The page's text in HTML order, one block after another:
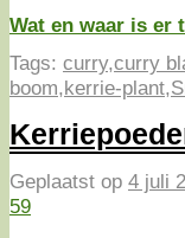
Wat en waar is er
Tags: curry,curry
boom,kerrie-plant,
Geplaatst op 4 juli
59